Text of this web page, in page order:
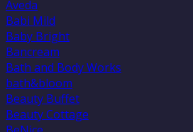
Aveda
Babi Mild
Baby Bright
Bancream
Bath and Body Works
bath&bloom
Beauty Buffet
Beauty Cottage